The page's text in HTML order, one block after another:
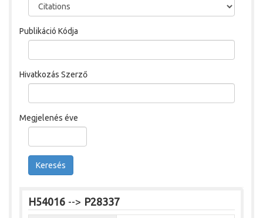
Publikáció Kódja
Hivatkozás Szerző
Megjelenés éve
Keresés
H54016 --> P28337